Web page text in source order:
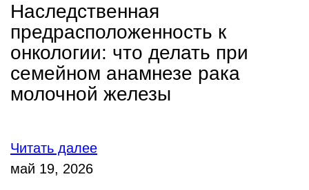
Наследственная
предрасположенность к
онкологии: что делать при
семейном анамнезе рака
молочной железы
Читать далее
май 19, 2026